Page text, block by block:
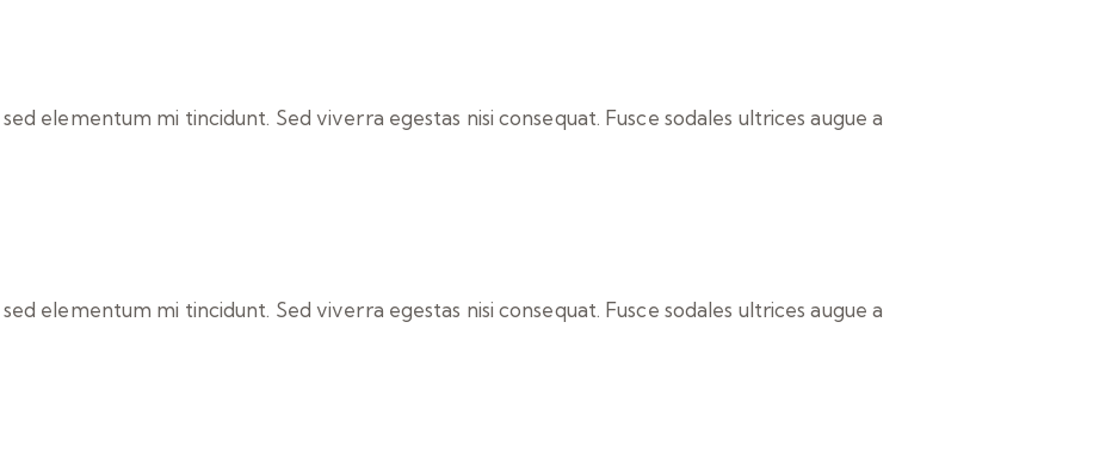
elementum mi tincidunt. Sed viverra egestas nisi consequat. Fusce sodales ultrices augue a
elementum mi tincidunt. Sed viverra egestas nisi consequat. Fusce sodales ultrices augue a